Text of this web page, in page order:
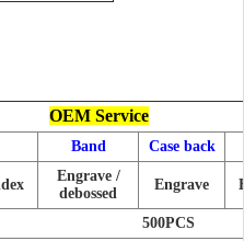
OEM Service
Band Case back
Engrave /
debossed
Engrave
500PCS